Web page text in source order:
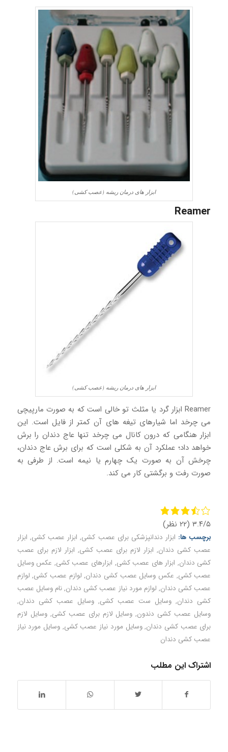
ابزار های درمان ریشه (عصب کشی)
Reamer
ابزار های درمان ریشه (عصب کشی)
Reamer ابزار گرد یا مثلث تو خالی است که به صورت مارپیچی
می چرخد اما شیارهای تیغه های آن کمتر از فایل است. این
ابزار هنگامی که درون کانال می چرخد تنها عاج دندان را برش
خواهد داد؛ عملکرد آن به شکلی است که برای برش عاج دندان،
چرخش آن به صورت یک چهارم یا نیمه است. از طرفی به
صورت رفت و برگشتی کار می کند.
۳.۴/۵ (۲۲ نظر)
برچسب ها: ابزار دندانپزشکی برای عصب کشی, ابزار عصب کشی, ابزار
عصب کشی دندان, ابزار لازم برای عصب کشی, ابزار لازم برای عصب
کشی دندان, ابزار های عصب کشی, ابزارهای عصب کشی, عکس وسایل
عصب کشی, عکس وسایل عصب کشی دندان, لوازم عصب کشی, لوازم
عصب کشی دندان, لوازم مورد نیاز عصب کشی دندان,نام وسایل عصب
کشی دندان, وسایل ست عصب کشی,وسایل عصب کشی دندان,
وسایل عصب کشی دندون, وسایل لازم برای عصب کشی,وسایل لازم
برای عصب کشی دندان,وسایل مورد نیاز عصب کشی, وسایل مورد نیاز
عصب کشی دندان
اشتراک این مطلب